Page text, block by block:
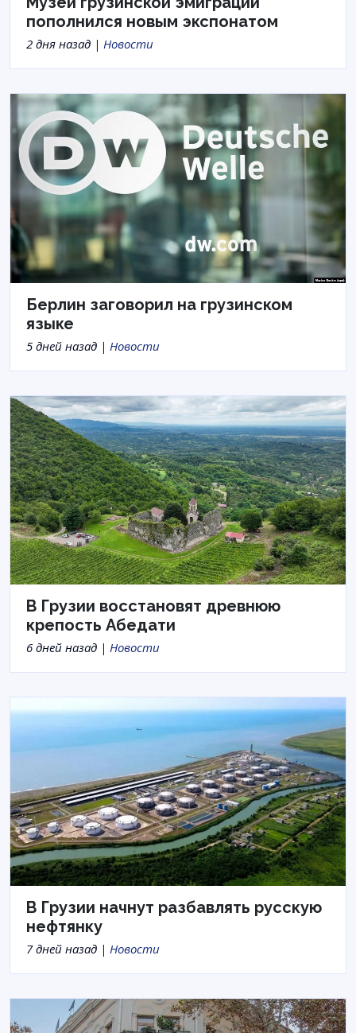
пополнился новым экспонатом
2 дня назад | Новости
Берлин заговорил на грузинском
языке
5 дней назад | Новости
В Грузии восстановят древнюю
крепость Абедати
6 дней назад | Новости
В Грузии начнут разбавлять русскую
нефтянку
7 дней назад | Новости